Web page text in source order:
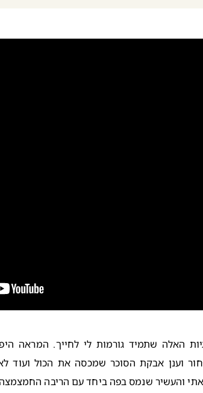
האלה שתמיד גורמות לי לחייך. המראה
וענן אבקת הסוכר שמכסה את הכול ועוד
והעשיר שנמס בפה ביחד עם הריבה